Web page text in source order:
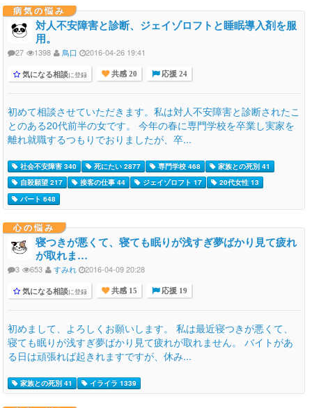
病気の悩み
対人不安障害と診断、ジェイゾロフトと睡眠導入剤を服
用。
27 1398 鳥口 2016-04-26 19:41
気になる相談に登録 共感 20 応援 24
初めて相談させていただきます。私は対人不安障害と診断されたこ
とのある20代前半の女です。 今年の春に専門学校を卒業し実家を
離れ就職するつもりでおりましたが、卒...
社会不安障害 340 死にたい 2877 専門学校 468
家族との死別 41
自殺願望 217
接客の仕事 44 ジェイゾロフト 17
20代女性 13
パート 648
心の悩み
寝つきが悪くて、寝ても眠りが浅すぎ夢ばかり見て疲れ
が取れま…
3 653 すみれ 2016-04-09 20:28
気になる相談に登録 共感 15 応援 19
初めまして、よろしくお願いします。 私は最近寝つきが悪くて、
寝ても眠りが浅すぎ夢ばかり見て疲れが取れません。 バイトがあ
る日は頑張れば起きれますですが、休み...
家族との死別 41 イライラ 1339